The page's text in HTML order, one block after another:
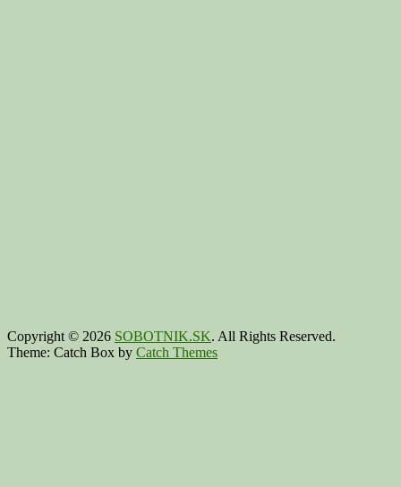
Copyright © 2026 SOBOTNIK.SK. All Rights Reserved.
Theme: Catch Box by Catch Themes